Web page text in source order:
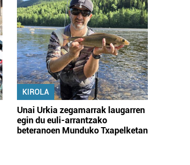
KIROLA
Unai Urkia zegamarrak laugarren
egin du euli-arrantzako
beteranoen Munduko Txapelketan